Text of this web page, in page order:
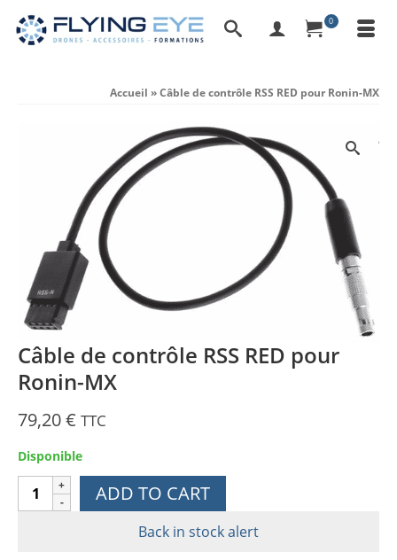
0
Accueil »Câble de contrôle RSS RED pour Ronin-MX
Câble de contrôle RSS RED pour
Ronin-MX
79,20€ TTC
Disponible
Câble
de
ADD TO CART
Back in stock alert